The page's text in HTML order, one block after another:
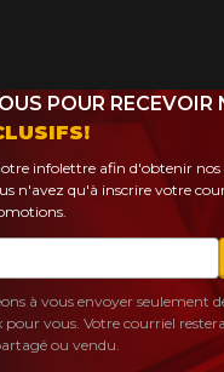
POUR RECEVOIR
infolettre afin d'obtenir
n'avez qu'à inscrire votre
à vous envoyer seulement
vous. Votre courriel
ou vendu.